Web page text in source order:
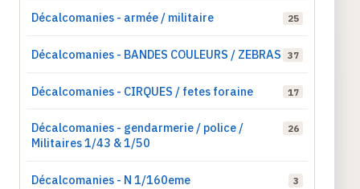
Décalcomanies - armée / militaire 25
Décalcomanies - BANDES COULEURS / ZEBRAS 37
Décalcomanies - CIRQUES / fetes foraine 17
Décalcomanies - gendarmerie / police /
Militaires 1/43 & 1/50
26
Décalcomanies - N 1/160eme 3